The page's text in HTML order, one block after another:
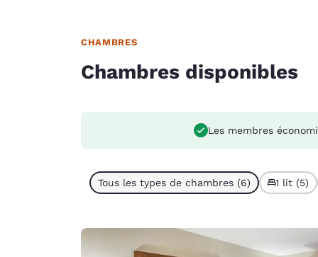
CHAMBRES
Chambres disponibles
Les membres
Tous les types de chambres (6) 1 lit (5)